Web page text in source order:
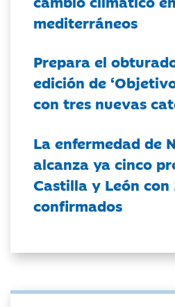
mediterráneos
Prepara el
edición de
con tres nuevas
La enfermedad de
alcanza ya cinco
Castilla y León con
confirmados